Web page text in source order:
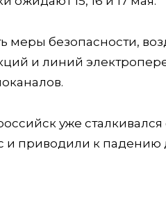
безопасности,
и линий
уже сталкивался
и приводили к падению